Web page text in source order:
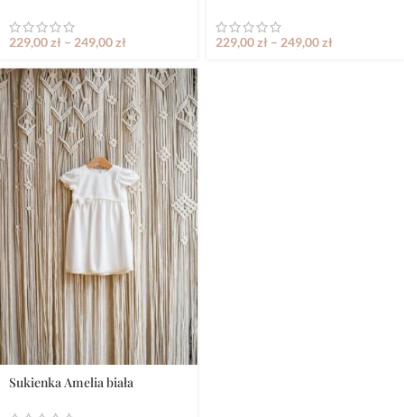
229,00zł – 249,00zł 229,00zł – 249,00zł
Sukienka Amelia biała